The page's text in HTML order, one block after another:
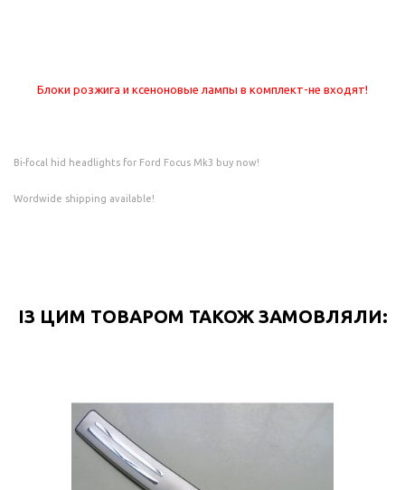
Блоки розжига и ксеноновые лампы в комплект-не входят!
Bi-focal hid headlights for Ford Focus Mk3 buy now!
Wordwide shipping available!
ІЗ ЦИМ ТОВАРОМ ТАКОЖ ЗАМОВЛЯЛИ: